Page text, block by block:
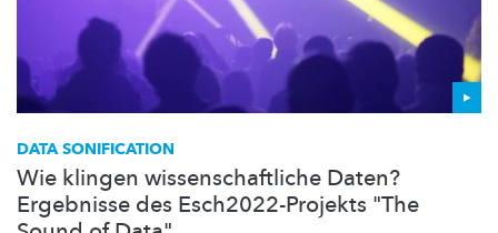
DATA SONIFICATION
Wie klingen wissenschaftliche Daten?
Ergebnisse des Esch2022-Projekts "The